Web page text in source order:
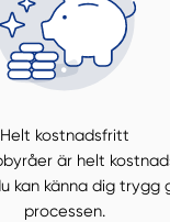
Helt kostnadsfritt
är helt
kan känna dig trygg
processen.